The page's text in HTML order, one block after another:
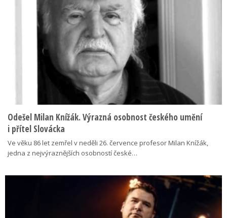
Odešel Milan Knížák. Výrazná osobnost českého umění
i přítel Slovácka
Ve věku 86 let zemřel v neděli 26. července profesor Milan Knížák,
jedna z nejvýraznějších osobností české…